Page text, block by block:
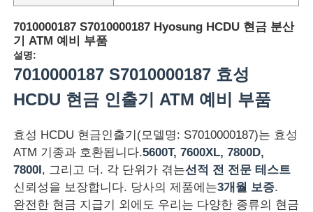
7010000187 S7010000187 Hyosung HCDU 현금 분산
기 ATM 예비 부품
설명:
7010000187 S7010000187 효성
HCDU 현금 인출기 ATM 예비 부품
효성 HCDU 현금인출기(모델명: S7010000187)는 효성
ATM 기종과 호환됩니다.5600T, 7600XL, 7800D,
7800I, 그리고 더. 각 단위가 겪는선적 전 전문 테스트
신뢰성을 보장합니다. 당사의 제품에는3개월 보증.
완전한 현금 지급기 외에도 우리는 다양한 종류의 현금